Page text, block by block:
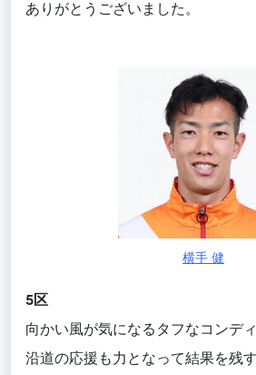
ありがとうございました。
横手 健
5区
向かい風が気になるタフなコンデ
沿道の応援も力となって結果を残